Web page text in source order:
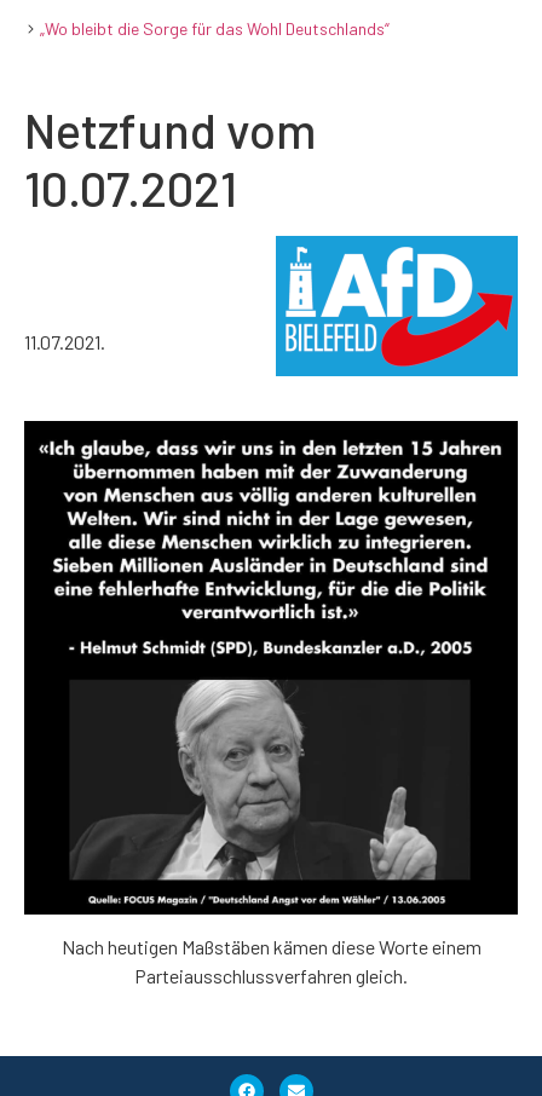
„Wo bleibt die Sorge für das Wohl Deutschlands“
Netzfund vom
10.07.2021
11.07.2021.
Nach heutigen Maßstäben kämen diese Worte einem
Parteiausschlussverfahren gleich.